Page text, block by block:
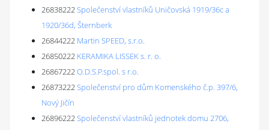
26838222Společenství vlastníků Uničovská 1919/36c a
1920/36d, Šternberk
26844222 Martin SPEED, s.r.o.
26850222 KERAMIKA LISSEK s. r. o.
26867222O.D.S.P.spol. s r.o.
26873222Společenství pro dům Komenského č.p. 397/6,
Nový Jičín
26896222Společenství vlastníků jednotek domu 2706,